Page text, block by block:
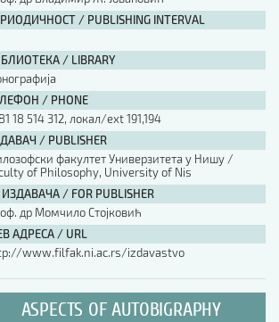
/ PUBLISHING INTERVAL
/ LIBRARY
/ PHONE
18 514 312, локал/ext 191,194
/ PUBLISHER
факултет Универзитета у Нишу /
of Philosophy, University of Nis
/ FOR PUBLISHER
др Момчило Стојковић
АДРЕСА / URL
www.filfak.ni.ac.rs/izdavastvo
ASPECTS OF AUTOBIGRAPHY